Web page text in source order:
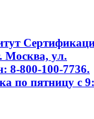
Москва, ул.
8-800-100-7736.
по пятницу с